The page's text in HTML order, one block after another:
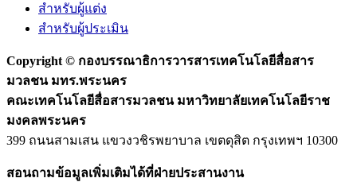
สำหรับผู้แต่ง
สำหรับผู้ประเมิน
Copyright © กองบรรณาธิการวารสารเทคโนโลยีสื่อสาร
มวลชน มทร.พระนคร
คณะเทคโนโลยีสื่อสารมวลชน มหาวิทยาลัยเทคโนโลยีราช
มงคลพระนคร
399 ถนนสามเสน แขวงวชิรพยาบาล เขตดุสิต กรุงเทพฯ 10300
สอนถามข้อมูลเพิ่มเติมได้ที่ฝ่ายประสานงาน